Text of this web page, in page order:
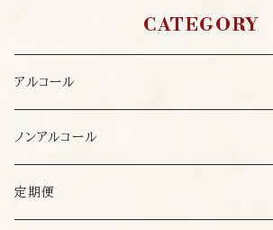
CATEGORY
アルコール
ノンアルコール
発酵食品
定期便